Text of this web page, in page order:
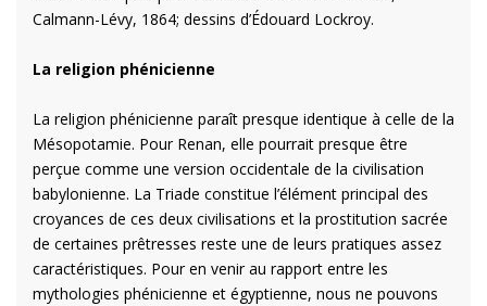
Calmann-Lévy, 1864; dessins d’Édouard Lockroy.
La religion phénicienne
La religion phénicienne paraît presque identique à celle de la
Mésopotamie. Pour Renan, elle pourrait presque être
perçue comme une version occidentale de la civilisation
babylonienne. La Triade constitue l’élément principal des
croyances de ces deux civilisations et la prostitution sacrée
de certaines prêtresses reste une de leurs pratiques assez
caractéristiques. Pour en venir au rapport entre les
mythologies phénicienne et égyptienne, nous ne pouvons